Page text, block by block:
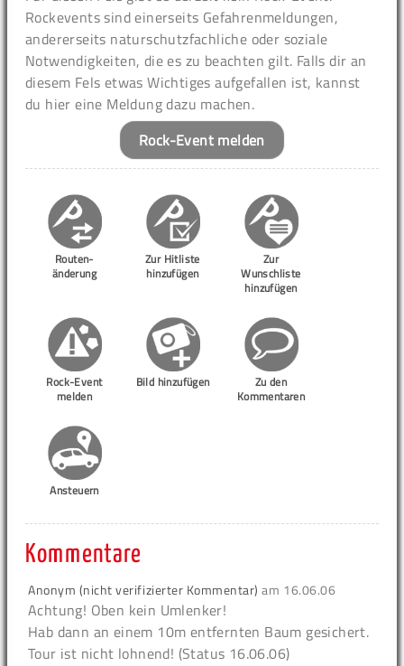
Rockevents sind einerseits Gefahrenmeldungen,
andererseits naturschutzfachliche oder soziale
Notwendigkeiten, die es zu beachten gilt. Falls dir an
diesem Fels etwas Wichtiges aufgefallen ist, kannst
du hier eine Meldung dazu machen.
Rock-Event melden
Routen-
änderung
Zur Hitliste
hinzufügen
Zur
Wunschliste
hinzufügen
Rock-Event
melden
Bild hinzufügen
Zu den
Kommentaren
Ansteuern
Kommentare
Anonym (nicht verifizierter Kommentar) am 16.06.06
Achtung! Oben kein Umlenker!
Hab dann an einem 10m entfernten Baum gesichert.
Tour ist nicht lohnend! (Status 16.06.06)